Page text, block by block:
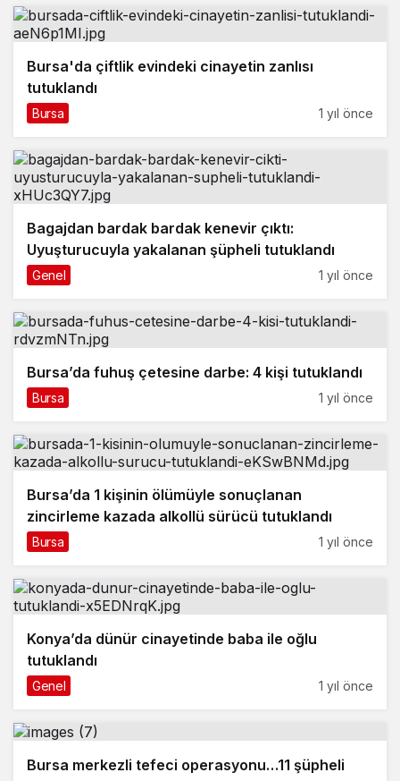
Bursa'da çiftlik evindeki cinayetin zanlısı
tutuklandı
Bursa 1 yıl önce
Bagajdan bardak bardak kenevir çıktı:
Uyuşturucuyla yakalanan şüpheli tutuklandı
Genel 1 yıl önce
Bursa’da fuhuş çetesine darbe: 4 kişi tutuklandı
Bursa 1 yıl önce
Bursa’da 1 kişinin ölümüyle sonuçlanan
zincirleme kazada alkollü sürücü tutuklandı
Bursa 1 yıl önce
Konya’da dünür cinayetinde baba ile oğlu
tutuklandı
Genel 1 yıl önce
Bursa merkezli tefeci operasyonu…11 şüpheli